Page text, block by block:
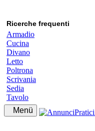
Ricerche frequenti
Armadio
Cucina
Divano
Letto
Poltrona
Scrivania
Sedia
Tavolo
Menü